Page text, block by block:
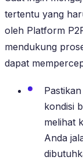
tertentu yang
oleh Platform
mendukung
dapat
kondisi
melihat
Anda